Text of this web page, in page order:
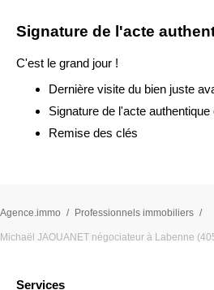
Signature de l'acte
C'est le grand jour !
Dernière visite du bien juste
Signature de l'acte
Remise des clés
Agence.immo Professionnels immobiliers
Michaël JAOUANET négociateur à Labenne
Services